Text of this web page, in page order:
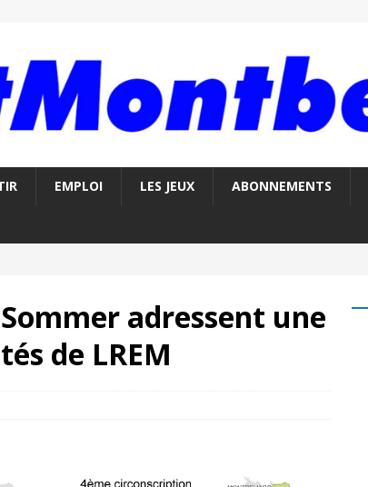
EMPLOI LES JEUX ABONNEMENTS
adressent une
de LREM